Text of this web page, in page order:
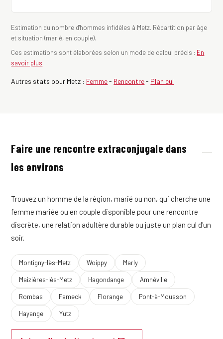
Estimation du nombre d'hommes infidèles à Metz. Répartition par âge
et situation (marié, en couple).
Ces estimations sont élaborées selon un mode de calcul précis : En
savoir plus
Autres stats pour Metz : Femme- Rencontre- Plan cul
Faire une rencontre extraconjugale dans
les environs
Trouvez un homme de la région, marié ou non, qui cherche une
femme mariée ou en couple disponible pour une rencontre
discrète, une relation adultère durable ou juste un plan cul d'un
soir.
Montigny-lès-Metz Woippy Marly
Maizières-lès-Metz Hagondange Amnéville
Rombas Fameck Florange Pont-à-Mousson
Hayange Yutz